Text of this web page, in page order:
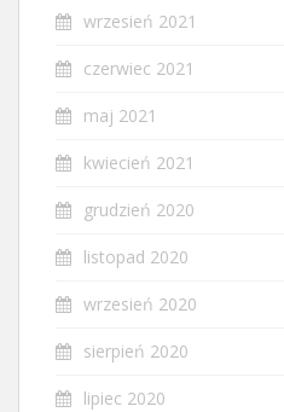
wrzesień 2021
czerwiec 2021
maj 2021
kwiecień 2021
grudzień 2020
listopad 2020
wrzesień 2020
sierpień 2020
lipiec 2020